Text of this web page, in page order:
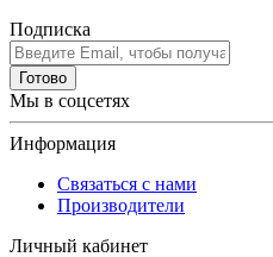
Подписка
Готово
Мы в соцсетях
Информация
Связаться с нами
Производители
Личный кабинет